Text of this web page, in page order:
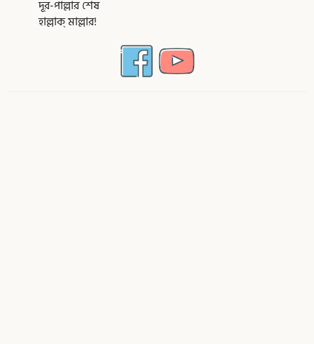
দূর-পাল্লার শেষ
হাল্লাক্ মাল্লার!